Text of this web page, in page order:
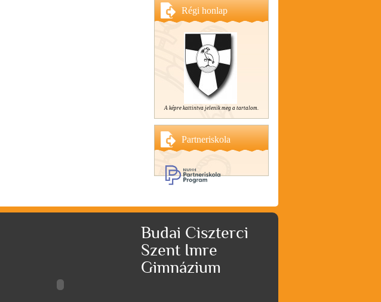
Régi honlap
A képre kattintva jelenik meg a tartalom.
Partneriskola
Budai Ciszterci
Szent Imre
Gimnázium